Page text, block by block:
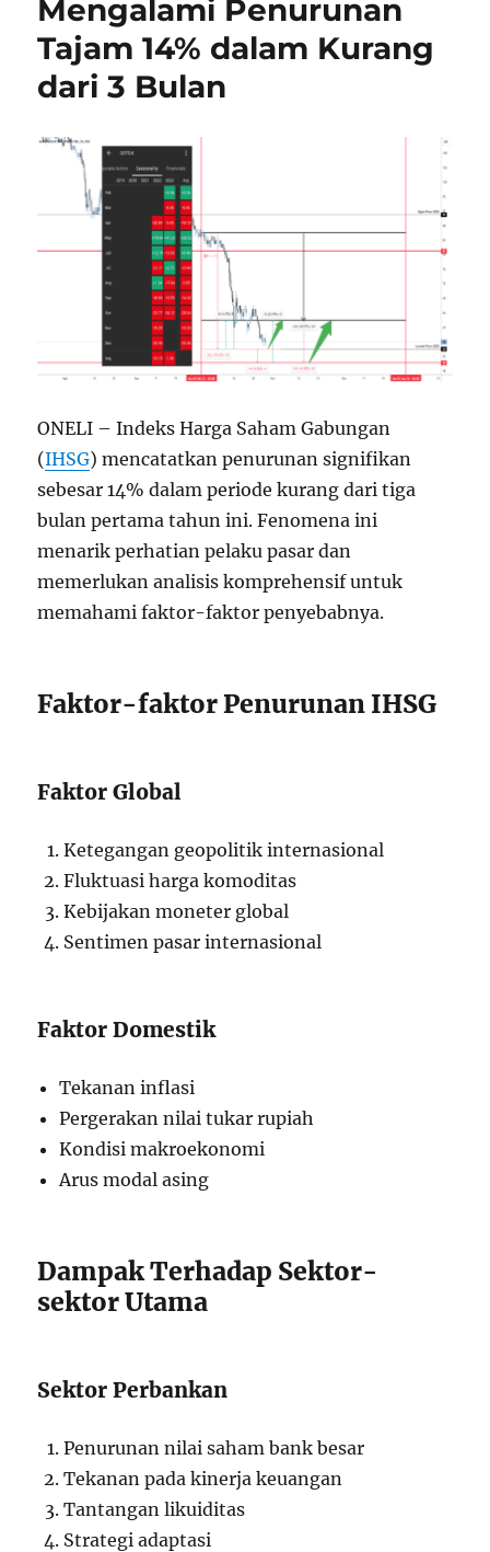
Mengalami Penurunan
Tajam 14% dalam Kurang
dari 3 Bulan
ONELI – Indeks Harga Saham Gabungan
(IHSG) mencatatkan penurunan signifikan
sebesar 14% dalam periode kurang dari tiga
bulan pertama tahun ini. Fenomena ini
menarik perhatian pelaku pasar dan
memerlukan analisis komprehensif untuk
memahami faktor-faktor penyebabnya.
Faktor-faktor Penurunan IHSG
Faktor Global
Ketegangan geopolitik internasional
Fluktuasi harga komoditas
Kebijakan moneter global
Sentimen pasar internasional
Faktor Domestik
Tekanan inflasi
Pergerakan nilai tukar rupiah
Kondisi makroekonomi
Arus modal asing
Dampak Terhadap Sektor-
sektor Utama
Sektor Perbankan
Penurunan nilai saham bank besar
Tekanan pada kinerja keuangan
Tantangan likuiditas
Strategi adaptasi